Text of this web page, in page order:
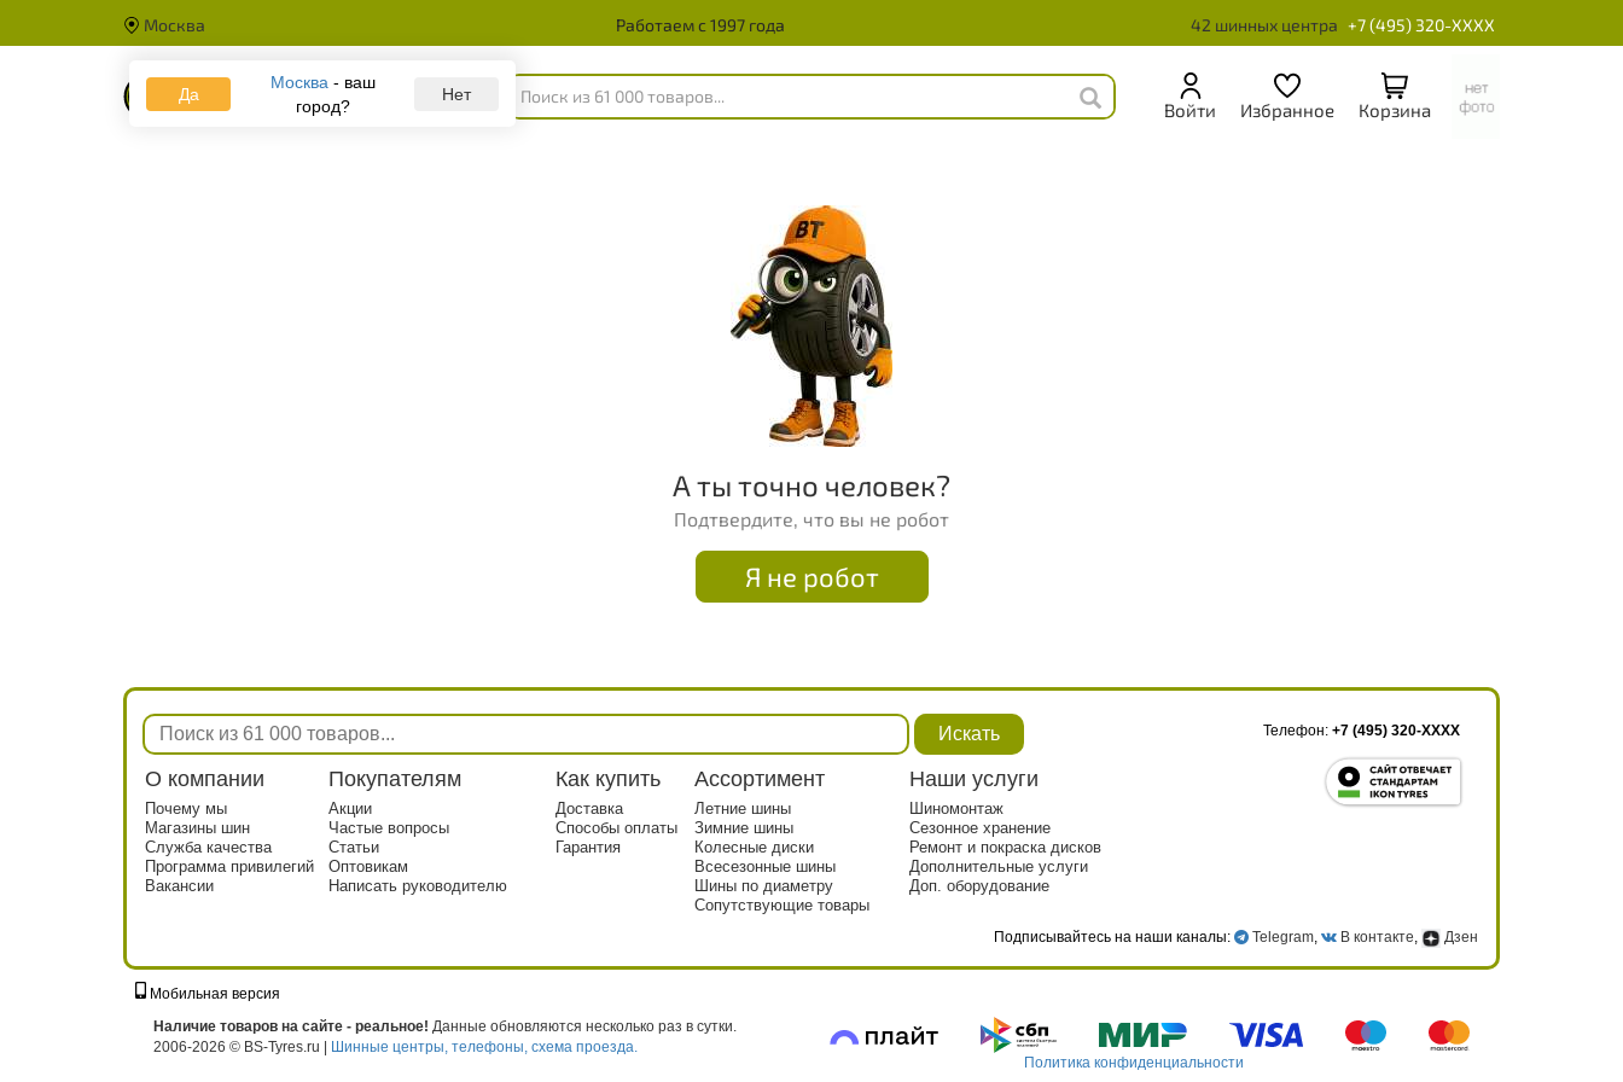
Москва Работаем с 1997 года 42 шинных центра +7 (495) 320-XXXX
Да
Москва - ваш
город?
Нет
Каталог
Войти Избранное Корзина
А ты точно человек?
Подтвердите, что вы не робот
Я не робот
Искать
О компании
Почему мы
Магазины шин
Служба качества
Программа привилегий
Вакансии
Покупателям
Акции
Частые вопросы
Статьи
Оптовикам
Написать руководителю
Как купить
Доставка
Способы оплаты
Гарантия
Ассортимент
Летние шины
Зимние шины
Колесные диски
Всесезонные шины
Шины по диаметру
Сопутствующие товары
Наши услуги
Шиномонтаж
Сезонное хранение
Ремонт и покраска дисков
Дополнительные услуги
Доп. оборудование
Телефон: +7 (495) 320-XXXX
Подписывайтесь на наши каналы: Telegram, В контакте, Дзен
Мобильная версия
Наличие товаров на сайте - реальное! Данные обновляются несколько раз в сутки.
2006-2026 © BS-Tyres.ru |
Шинные центры, телефоны, схема проезда.
Политика конфиденциальности